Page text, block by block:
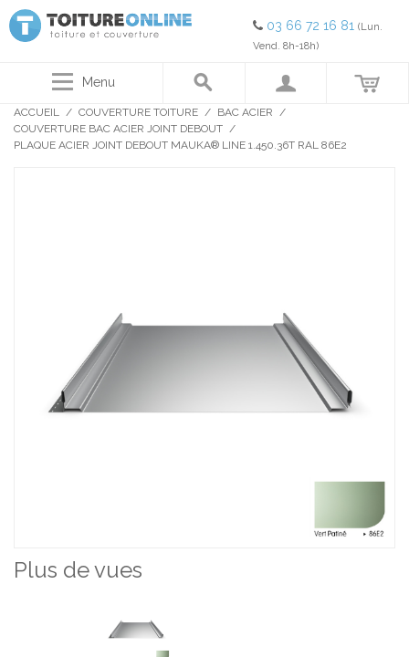
03 66 72 16 81 (Lun.
Vend. 8h-18h)
Menu
ACCUEIL / COUVERTURE TOITURE / BAC ACIER /
COUVERTURE BAC ACIER JOINT DEBOUT /
PLAQUE ACIER JOINT DEBOUT MAUKA® LINE 1.450.36T RAL 86E2
Plus de vues